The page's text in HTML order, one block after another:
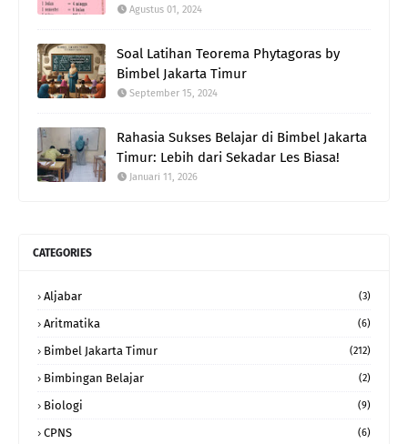
Agustus 01, 2024
Soal Latihan Teorema Phytagoras by
Bimbel Jakarta Timur
September 15, 2024
Rahasia Sukses Belajar di Bimbel Jakarta
Timur: Lebih dari Sekadar Les Biasa!
Januari 11, 2026
CATEGORIES
Aljabar (3)
Aritmatika (6)
Bimbel Jakarta Timur (212)
Bimbingan Belajar (2)
Biologi (9)
CPNS (6)